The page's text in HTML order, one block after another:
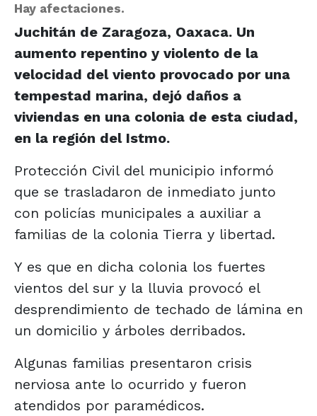
Hay afectaciones.
Juchitán de Zaragoza, Oaxaca. Un
aumento repentino y violento de la
velocidad del viento provocado por una
tempestad marina, dejó daños a
viviendas en una colonia de esta ciudad,
en la región del Istmo.
Protección Civil del municipio informó
que se trasladaron de inmediato junto
con policías municipales a auxiliar a
familias de la colonia Tierra y libertad.
Y es que en dicha colonia los fuertes
vientos del sur y la lluvia provocó el
desprendimiento de techado de lámina en
un domicilio y árboles derribados.
Algunas familias presentaron crisis
nerviosa ante lo ocurrido y fueron
atendidos por paramédicos.